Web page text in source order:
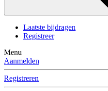
Laatste bijdragen
Registreer
Menu
Aanmelden
Registreren